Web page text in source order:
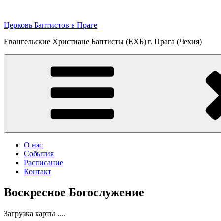
содержимому
Церковь Баптистов в Праге
Евангельские Христиане Баптисты (ЕХБ) г. Прага (Чехия)
О нас
События
Расписание
Контакт
Воскресное Богослужение
Загрузка карты ....